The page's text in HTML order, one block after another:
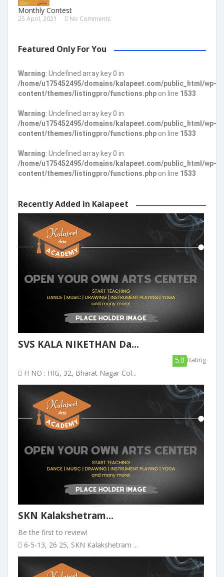
Monthly Contest
25 April, 2021 No Comments
Featured Only For You
Warning: Undefined array key 0 in
/home/u175452495/domains/kalapeet.com/public_html/wp-
content/themes/listingpro/functions.php on line 1533
Warning: Undefined array key 0 in
/home/u175452495/domains/kalapeet.com/public_html/wp-
content/themes/listingpro/functions.php on line 1533
Warning: Undefined array key 0 in
/home/u175452495/domains/kalapeet.com/public_html/wp-
content/themes/listingpro/functions.php on line 1533
Recently Added in Kalapeet
SVS KALA NIKETHAN Da...
5.0 Rating
H NO : HIG, 32, Bharat Nagar Col...
SKN Kalakshetram...
Be the first to review!
6-5-13, 26 25, SKN Kalakshetram ...